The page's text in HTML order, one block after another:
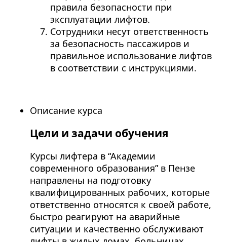
правила безопасности при
эксплуатации лифтов.
Сотрудники несут ответственность
за безопасность пассажиров и
правильное использование лифтов
в соответствии с инструкциями.
Описание курса
Цели и задачи обучения
Курсы лифтера в “Академии
современного образования” в Пензе
направлены на подготовку
квалифицированных рабочих, которые
ответственно относятся к своей работе,
быстро реагируют на аварийные
ситуации и качественно обслуживают